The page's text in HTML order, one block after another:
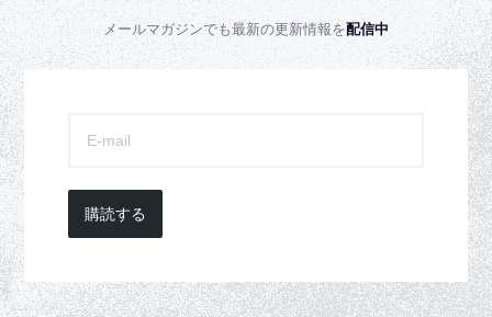
メールマガジンでも最新の更新情報を配信中
購読する